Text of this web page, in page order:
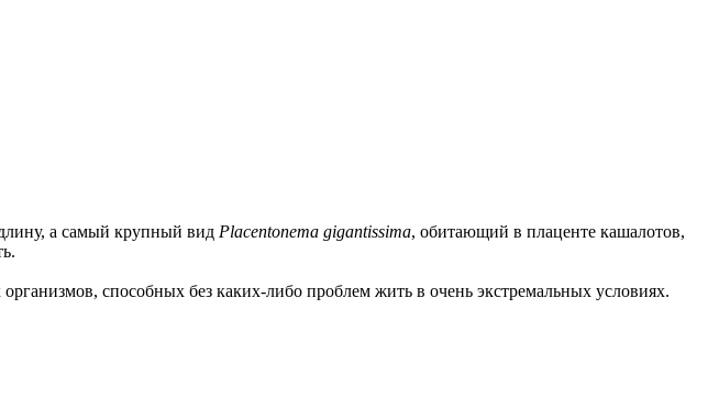
а самый крупный вид Placentonema gigantissima, обитающий в плаценте кашалотов,
способных без каких-либо проблем жить в очень экстремальных условиях.